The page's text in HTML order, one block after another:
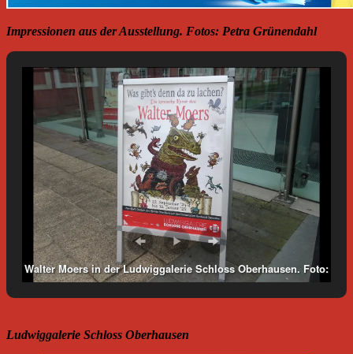
Impressionen aus der Ausstellung. Fotos: Petra Grünendahl
Walter Moers in der Ludwiggalerie Schloss Oberhausen. Foto:
Ludwiggalerie Schloss Oberhausen